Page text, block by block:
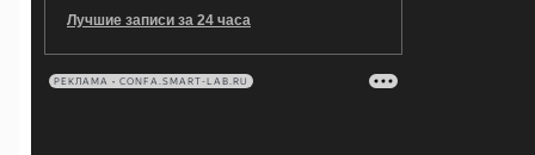
Лучшие записи за 24 часа
РЕКЛАМА • CONFA.SMART-LAB.RU